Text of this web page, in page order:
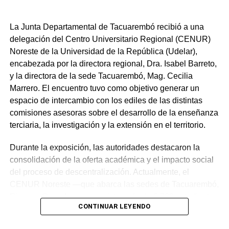
buscando lo que no sucede y acá las cosas fueran
claras”.
Portal del Norte
NOTICIAS RELACIONADAS: EZQUERRA IDT TACUAREMBÓ
Municipio de Tambores cuenta con un nuevo
Telemedicina
NO SE PIERDA
La Junta Departamental de Tacuarembó recibió a una
delegación del Centro Universitario Regional (CENUR)
Noreste de la Universidad de la República (Udelar),
encabezada por la directora regional, Dra. Isabel Barreto,
y la directora de la sede Tacuarembó, Mag. Cecilia
Marrero. El encuentro tuvo como objetivo generar un
espacio de intercambio con los ediles de las distintas
comisiones asesoras sobre el desarrollo de la enseñanza
terciaria, la investigación y la extensión en el territorio.
Durante la exposición, las autoridades destacaron la
consolidación de la oferta académica y el impacto social
del proceso de descentralización. Actualmente, el
Rivera y Cerro Largo— registra más de 6.700 estudiantes
activos. Según los datos presentados, aproximadamente
CONTINUAR LEYENDO